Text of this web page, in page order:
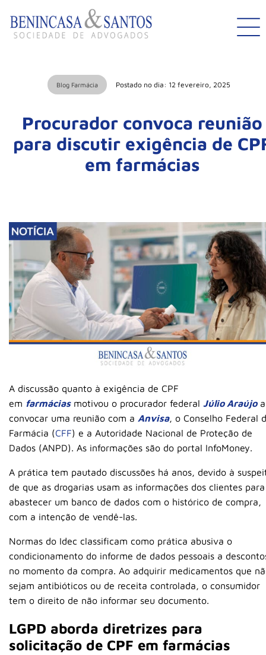
Blog Farmácia Postado no dia: 12 fevereiro, 2025
Procurador convoca reunião
para discutir exigência de
em farmácias
A discussão quanto à exigência de CPF
em farmáciasmotivou o procurador federal Júlio Araújoa
convocar uma reunião com a Anvisa, o Conselho Federal
Farmácia (CFF) e a Autoridade Nacional de Proteção de
Dados (ANPD). As informações são do portal InfoMoney.
A prática tem pautado discussões há anos, devido à
de que as drogarias usam as informações dos clientes para
abastecer um banco de dados com o histórico de compra,
com a intenção de vendê-las.
Normas do Idec classificam como prática abusiva o
condicionamento do informe de dados pessoais a
no momento da compra. Ao adquirir medicamentos que
sejam antibióticos ou de receita controlada, o consumidor
tem o direito de não informar seu documento.
LGPD aborda diretrizes para
solicitação de CPF em farmácias